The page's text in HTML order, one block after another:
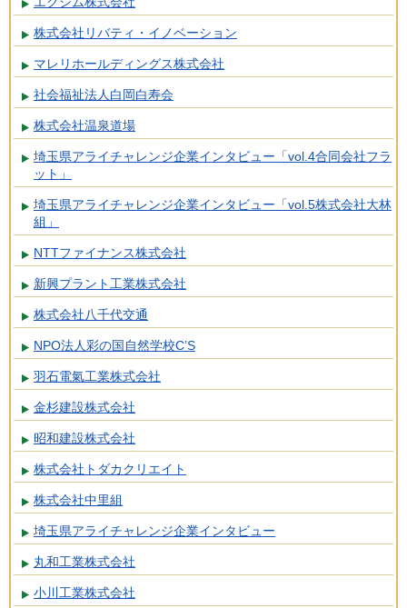
株式会社リバティ・イノベーション
マレリホールディングス株式会社
社会福祉法人白岡白寿会
株式会社温泉道場
埼玉県アライチャレンジ企業インタビュー「vol.4合同会社フラ
ット」
埼玉県アライチャレンジ企業インタビュー「vol.5株式会社大林
組」
NTTファイナンス株式会社
新興プラント工業株式会社
株式会社八千代交通
NPO法人彩の国自然学校C’S
羽石電氣工業株式会社
金杉建設株式会社
昭和建設株式会社
株式会社トダカクリエイト
株式会社中里組
埼玉県アライチャレンジ企業インタビュー
丸和工業株式会社
小川工業株式会社